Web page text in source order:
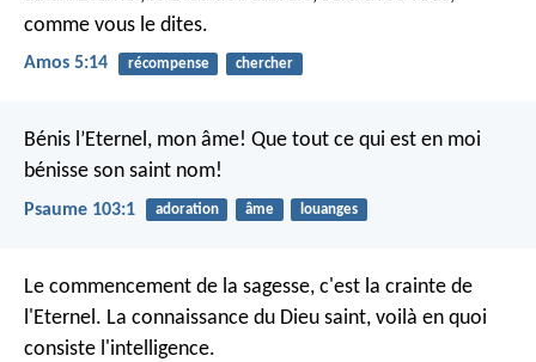
comme vous le dites.
Amos 5:14 récompense chercher
Bénis l’Eternel, mon âme! Que tout ce qui est en moi
bénisse son saint nom!
Psaume 103:1 adoration âme louanges
Le commencement de la sagesse, c'est la crainte de
l'Eternel. La connaissance du Dieu saint, voilà en quoi
consiste l'intelligence.